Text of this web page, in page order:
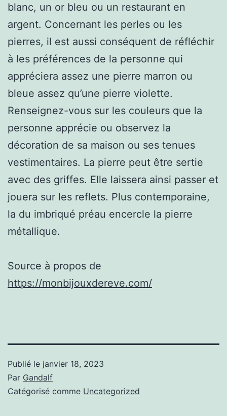
blanc, un or bleu ou un restaurant en
argent. Concernant les perles ou les
pierres, il est aussi conséquent de réfléchir
à les préférences de la personne qui
appréciera assez une pierre marron ou
bleue assez qu’une pierre violette.
Renseignez-vous sur les couleurs que la
personne apprécie ou observez la
décoration de sa maison ou ses tenues
vestimentaires. La pierre peut être sertie
avec des griffes. Elle laissera ainsi passer et
jouera sur les reflets. Plus contemporaine,
la du imbriqué préau encercle la pierre
métallique.
Source à propos de
https://monbijouxdereve.com/
Publié le janvier 18, 2023
Par Gandalf
Catégorisé comme Uncategorized